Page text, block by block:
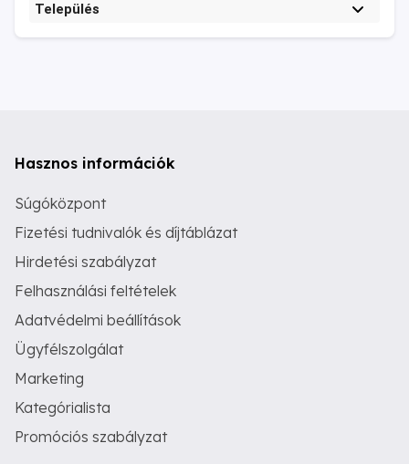
Település
Hasznos információk
Súgóközpont
Fizetési tudnivalók és díjtáblázat
Hirdetési szabályzat
Felhasználási feltételek
Adatvédelmi beállítások
Ügyfélszolgálat
Marketing
Kategórialista
Promóciós szabályzat